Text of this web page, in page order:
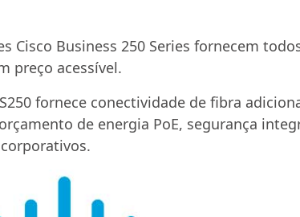
Cisco Business 250 Series fornecem
preço acessível.
fornece conectividade de fibra
de energia PoE, segurança